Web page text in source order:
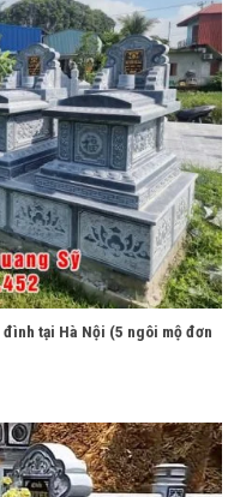
tại Hà Nội (5 ngôi mộ đơn